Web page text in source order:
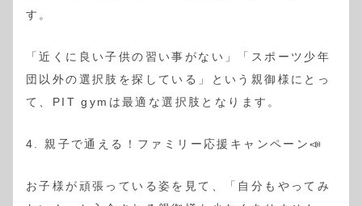
す。
「近くに良い子供の習い事がない」「スポーツ少年
団以外の選択肢を探している」という親御様にとっ
て、PIT gymは最適な選択肢となります。
4. 親子で通える！ファミリー応援キャンペーン📣
お子様が頑張っている姿を見て、「自分もやってみ